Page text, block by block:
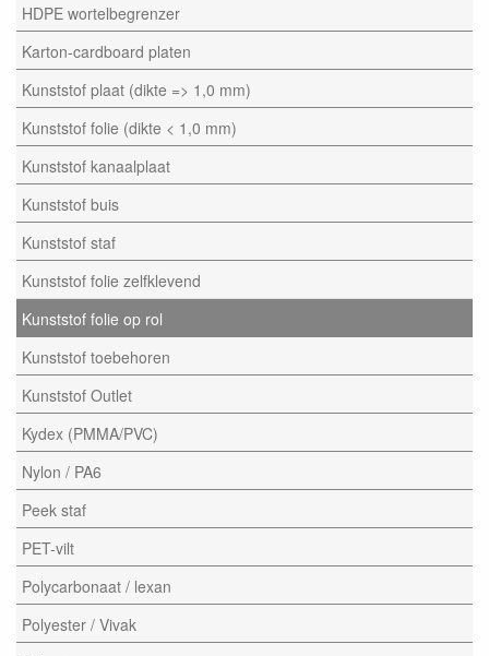
HDPE wortelbegrenzer
Karton-cardboard platen
Kunststof plaat (dikte => 1,0 mm)
Kunststof folie (dikte < 1,0 mm)
Kunststof kanaalplaat
Kunststof buis
Kunststof staf
Kunststof folie zelfklevend
Kunststof folie op rol
Kunststof toebehoren
Kunststof Outlet
Kydex (PMMA/PVC)
Nylon / PA6
Peek staf
PET-vilt
Polycarbonaat / lexan
Polyester / Vivak